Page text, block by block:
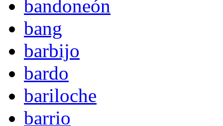
bandoneón
bang
barbijo
bardo
bariloche
barrio